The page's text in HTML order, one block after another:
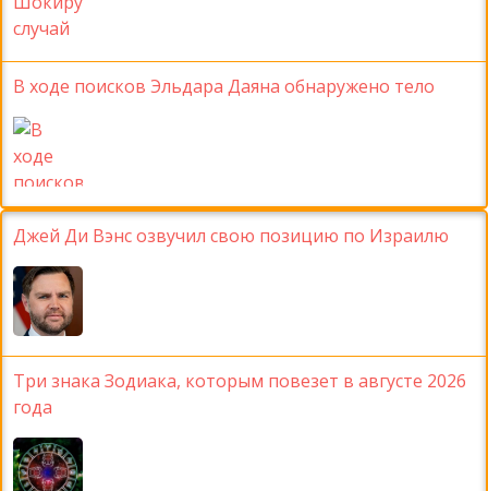
В ходе поисков Эльдара Даяна обнаружено тело
Джей Ди Вэнс озвучил свою позицию по Израилю
Три знака Зодиака, которым повезет в августе 2026
года